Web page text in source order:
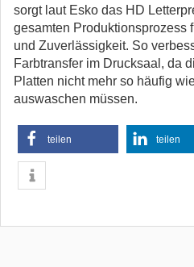
sorgt laut Esko das HD
gesamten Produktionsprozess
und Zuverlässigkeit. So
Farbtransfer im Drucksaal, da
Platten nicht mehr so häufig
auswaschen müssen.
teilen teilen